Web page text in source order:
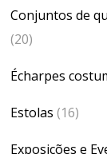
Conjuntos de
(20)
Écharpes
Estolas (16)
Exposições e